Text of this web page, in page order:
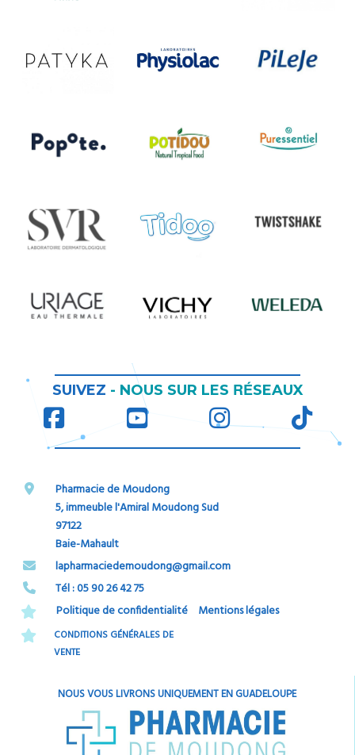
SUIVEZ - NOUS SUR LES RÉSEAUX
Pharmacie de Moudong
5, immeuble l'Amiral Moudong Sud
97122
Baie-Mahault
​​​​​​​lapharmaciedemoudong@gmail.com
Tél : 05 90 26 42 75​​​​​​​
Politique de confidentialité
Mentions légales
CONDITIONS GÉNÉRALES DE
VENTE
NOUS VOUS LIVRONS UNIQUEMENT EN GUADELOUPE